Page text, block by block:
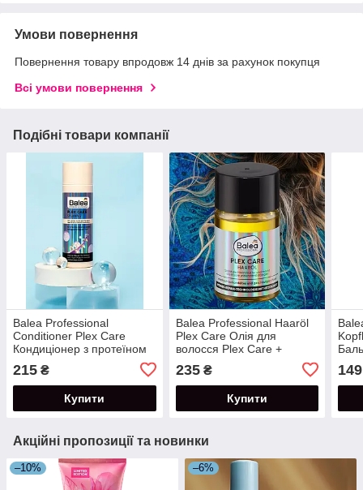
Умови повернення
Повернення товару впродовж 14 днів за рахунок покупця
Всі умови повернення
Подібні товари компанії
Balea Professional
Conditioner Plex Care
Кондиціонер з протеїном
пошкодженого волосся
200 мл
215 ₴
Купити
Balea Professional Haaröl
Plex Care Олія для
волосся Plex Care +
235₴
Купити
мл
149
Акційні пропозиції та новинки
–10% –6%